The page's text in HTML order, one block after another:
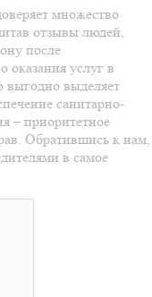
множество
отзывы людей,
после
оказания услуг в
выгодно выделяет
санитарно-
– приоритетное
Обратившись к нам,
в самое